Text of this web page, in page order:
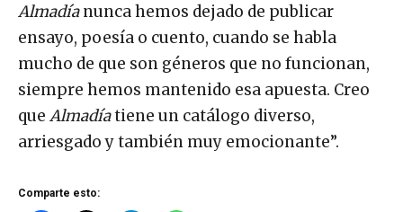
Almadíanunca hemos dejado de publicar
ensayo, poesía o cuento, cuando se habla
mucho de que son géneros que no funcionan,
siempre hemos mantenido esa apuesta. Creo
que Almadíatiene un catálogo diverso,
arriesgado y también muy emocionante”.
Comparte esto: